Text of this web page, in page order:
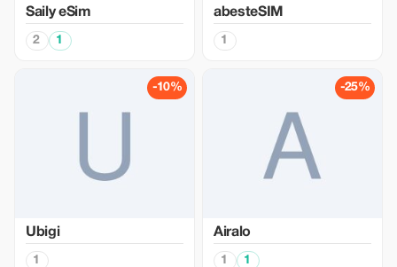
Saily eSim
2 1
abesteSIM
1
-10%
Ubigi
1
-25%
Airalo
1 1